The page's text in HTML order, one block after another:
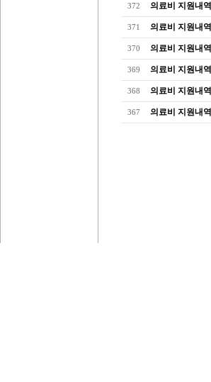
372 의료비 지원내역
371 의료비 지원내역
370 의료비 지원내역
369 의료비 지원내역
368 의료비 지원내역
367 의료비 지원내역